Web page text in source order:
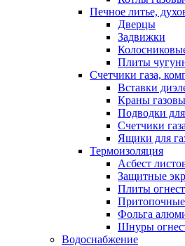
Печное литье,
Дверцы
Задвижки
Плиты
Счетчики газа,
Вставки
Краны
Подводки для
Счетчики газа
Ящики для
Термоизоляция
Асбест
Защитные
Плиты
Фольга
Шнуры
Водоснабжение